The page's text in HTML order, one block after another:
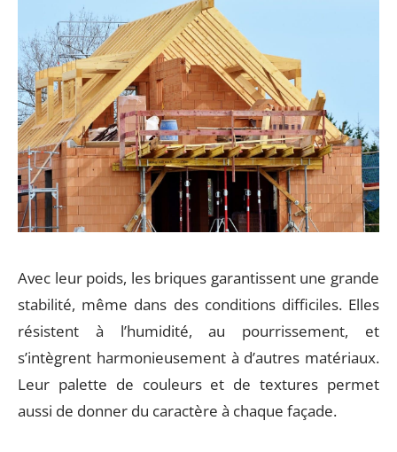
Avec leur poids, les briques garantissent une grande
stabilité, même dans des conditions difficiles. Elles
résistent à l’humidité, au pourrissement, et
s’intègrent harmonieusement à d’autres matériaux.
Leur palette de couleurs et de textures permet
aussi de donner du caractère à chaque façade.